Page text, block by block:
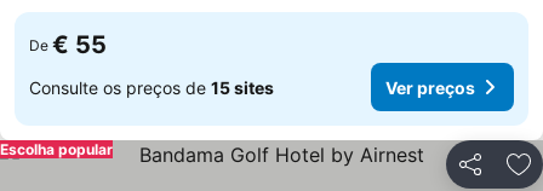
De € 55
Consulte os preços de 15 sites Ver preços
Partilhar
Escolha popular